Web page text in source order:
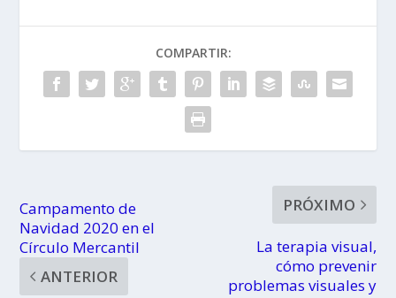
COMPARTIR:
Campamento de
Navidad 2020 en el
Círculo Mercantil
ANTERIOR
PRÓXIMO
La terapia visual,
cómo prevenir
problemas visuales y